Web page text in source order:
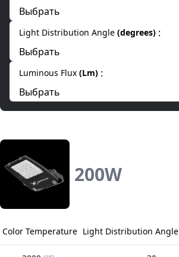
Выбрать
Light Distribution Angle (degrees) :
Выбрать
Luminous Flux (Lm) :
Выбрать
200W
Color Temperature Light Distribution Angle